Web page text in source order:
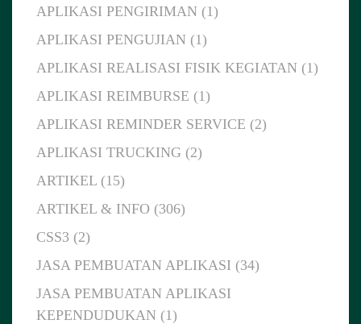
APLIKASI PENGIRIMAN (1)
APLIKASI PENGUJIAN (1)
APLIKASI REALISASI FISIK KEGIATAN (1)
APLIKASI REIMBURSE (1)
APLIKASI REMINDER SERVICE (2)
APLIKASI TRUCKING (2)
ARTIKEL (15)
ARTIKEL & INFO (306)
CSS3 (2)
JASA PEMBUATAN APLIKASI (34)
JASA PEMBUATAN APLIKASI
KEPENDUDUKAN (1)